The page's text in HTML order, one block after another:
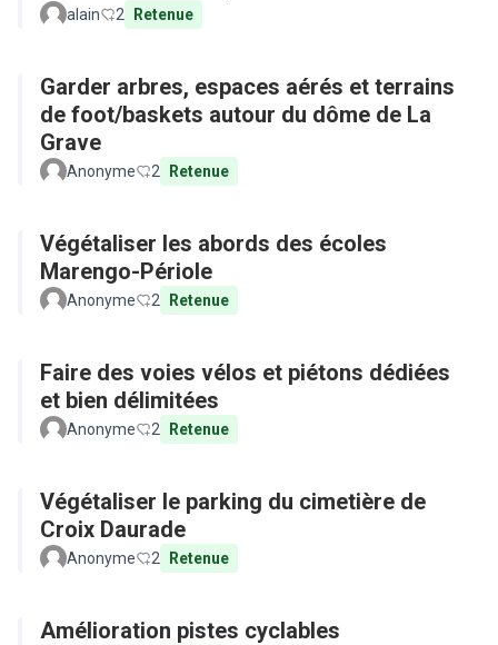
alain 2 Retenue
Garder arbres, espaces aérés et terrains
de foot/baskets autour du dôme de La
Grave
Anonyme 2 Retenue
Végétaliser les abords des écoles
Marengo-Périole
Anonyme 2 Retenue
Faire des voies vélos et piétons dédiées
et bien délimitées
Anonyme 2 Retenue
Végétaliser le parking du cimetière de
Croix Daurade
Anonyme 2 Retenue
Amélioration pistes cyclables